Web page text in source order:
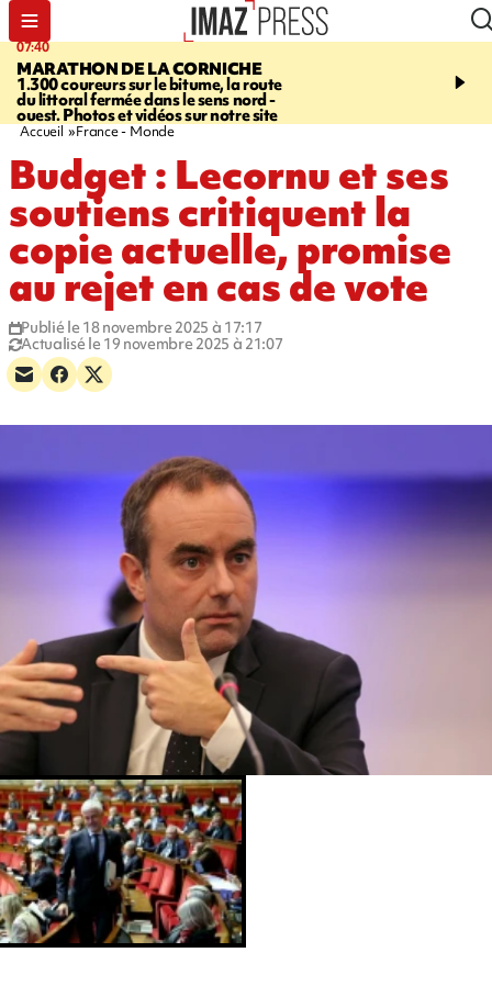
07:40
MARATHON DE LA CORNICHE
1.300 coureurs sur le bitume, la route
du littoral fermée dans le sens nord -
ouest. Photos et vidéos sur notre site
10:33
l’enfance - une
Accueil France - Monde
Budget : Lecornu et ses
soutiens critiquent la
copie actuelle, promise
au rejet en cas de vote
Publié le 18 novembre 2025 à 17:17
Actualisé le 19 novembre 2025 à 21:07